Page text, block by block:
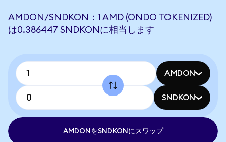
AMDON/SNDKON：1 AMD (ONDO TOKENIZED)
は0.386447 SNDKONに相当します
AMDON
SNDKON
AMDONをSNDKONにスワップ